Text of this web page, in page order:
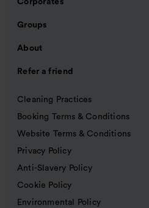
Corporates
Groups
About
Refer a friend
Cleaning Practices
Booking Terms & Conditions
Website Terms & Conditions
Privacy Policy
Anti-Slavery Policy
Cookie Policy
Environmental Policy